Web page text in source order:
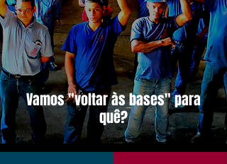
Vamos "voltar às bases" para
quê?